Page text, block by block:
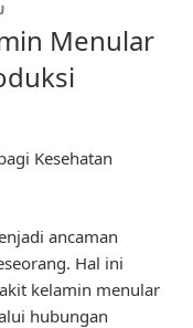
Menular
Kesehatan
ancaman
Hal ini
kelamin menular
hubungan